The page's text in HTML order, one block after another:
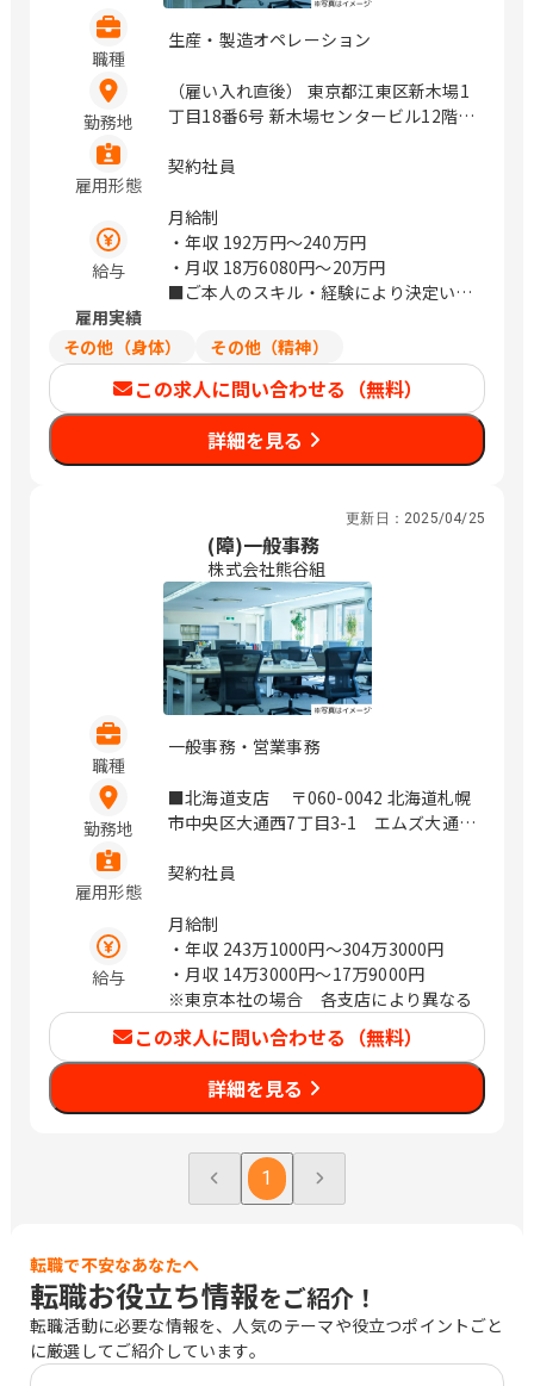
職種
生産・製造オペレーション
勤務地
（雇い入れ直後） 東京都江東区新木場1
丁目18番6号 新木場センタービル12階 /
雇用形態
契約社員
給与
月給制
・年収 192万円〜240万円
・月収 18万6080円〜20万円
■ご本人のスキル・経験により決定いた
雇用実績
その他（身体）
その他（精神）
この求人に問い合わせる（無料）
詳細を見る
更新日： 2025/04/25
(障)一般事務
株式会社熊谷組
職種
一般事務・営業事務
勤務地
■北海道支店 〒060-0042 北海道札幌
市中央区大通西7丁目3-1 エムズ大通ビ
番出口（徒歩5分） ■東北支店 〒980-
36号 第三勝山ビル4階 アクセス 仙台
市営地下鉄南北線 北四番丁駅より徒歩5
分 ■名古屋支店 〒460-8402 愛知県名古
屋市中区栄4丁目3番26号 昭和ビル8階
（12番出口）より徒歩3分 ■中国支店
〒730-0051 広島県広島市中区大手町2
丁目11番10号 NHK広島放送センター
ビル （建築事業部15F 土木事業部、管
理部、安全部、営業管理Gは20F） アク
セス 電車：広島駅より広島電鉄1号線
「広島港（紙屋町経由）行き」 袋町よ
プ」行き又は 「13市役所前」
行き 広島バス Ａ2番乗り場「51市役所
前」行き ともに袋町下車 徒歩3分 上記
は雇い入れ時の勤務地です。 (変更の範
囲) 会社の指定する場所
雇用形態
契約社員
給与
月給制
・年収 243万1000円〜304万3000円
・月収 14万3000円〜17万9000円
※東京本社の場合 各支店により異なる
この求人に問い合わせる（無料）
詳細を見る
1
転職で不安なあなたへ
転職お役立ち情報をご紹介！
転職活動に必要な情報を、人気のテーマや役立つポイントごと
に厳選してご紹介しています。